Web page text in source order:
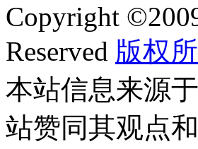
Copyright ©
Reserved 版权
本站信息来源
站赞同其观点